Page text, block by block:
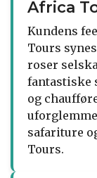
Africa
Kundens
Tours
roser
fantastiske
og
safariture
Tours.